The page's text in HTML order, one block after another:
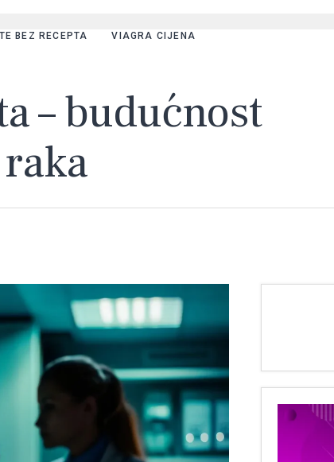
BEZ RECEPTA VIAGRA CIJENA
– budućnost